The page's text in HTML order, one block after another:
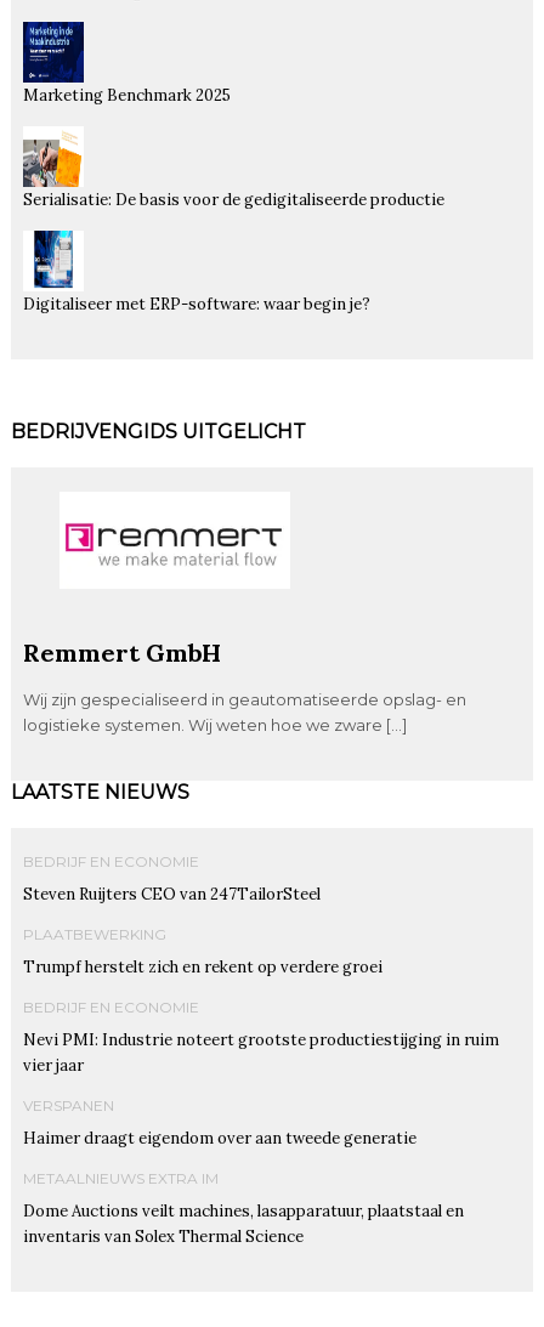
Marketing Benchmark 2025
Serialisatie: De basis voor de gedigitaliseerde productie
Digitaliseer met ERP-software: waar begin je?
BEDRIJVENGIDS UITGELICHT
Remmert GmbH
Wij zijn gespecialiseerd in geautomatiseerde opslag- en
logistieke systemen. Wij weten hoe we zware […]
LAATSTE NIEUWS
BEDRIJF EN ECONOMIE
Steven Ruijters CEO van 247TailorSteel
PLAATBEWERKING
Trumpf herstelt zich en rekent op verdere groei
BEDRIJF EN ECONOMIE
Nevi PMI: Industrie noteert grootste productiestijging in ruim
vier jaar
VERSPANEN
Haimer draagt eigendom over aan tweede generatie
METAALNIEUWS EXTRA IM
Dome Auctions veilt machines, lasapparatuur, plaatstaal en
inventaris van Solex Thermal Science